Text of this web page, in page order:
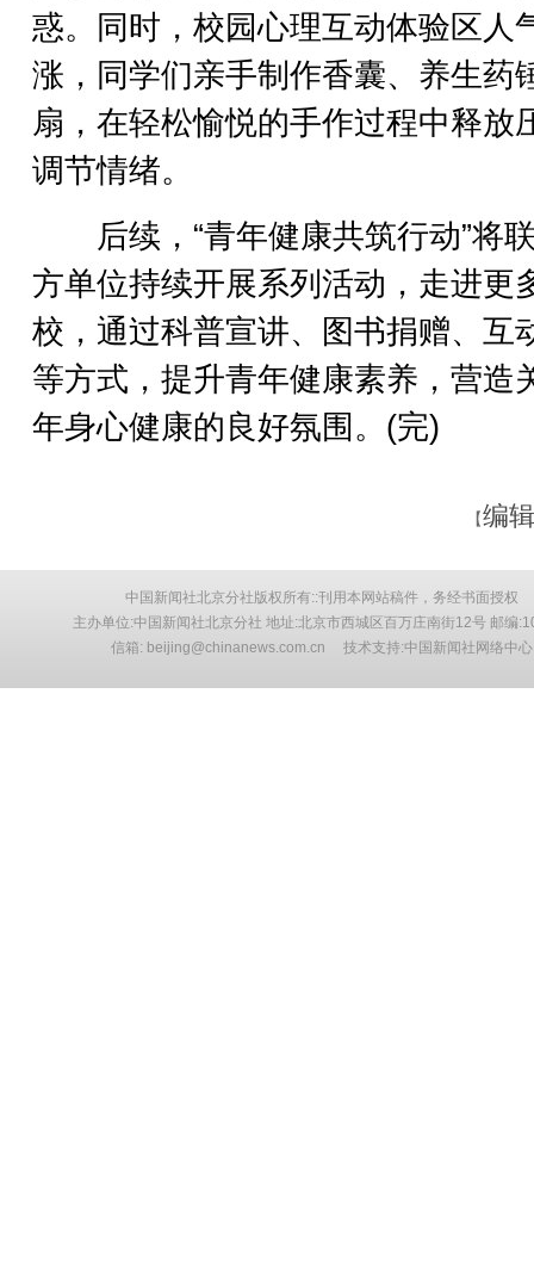
惑。同时，校园心理互动体验区人
涨，同学们亲手制作香囊、养生药
扇，在轻松愉悦的手作过程中释放
调节情绪。
后续，“青年健康共筑行动”将
方单位持续开展系列活动，走进更
校，通过科普宣讲、图书捐赠、互
等方式，提升青年健康素养，营造
年身心健康的良好氛围。(完)
【编
中国新闻社北京分社版权所有::刊用本网站稿件，务经书面授权
主办单位:中国新闻社北京分社 地址:北京市西城区百万庄南街12号 邮编
信箱: beijing@chinanews.com.cn 技术支持:中国新闻社网络中心